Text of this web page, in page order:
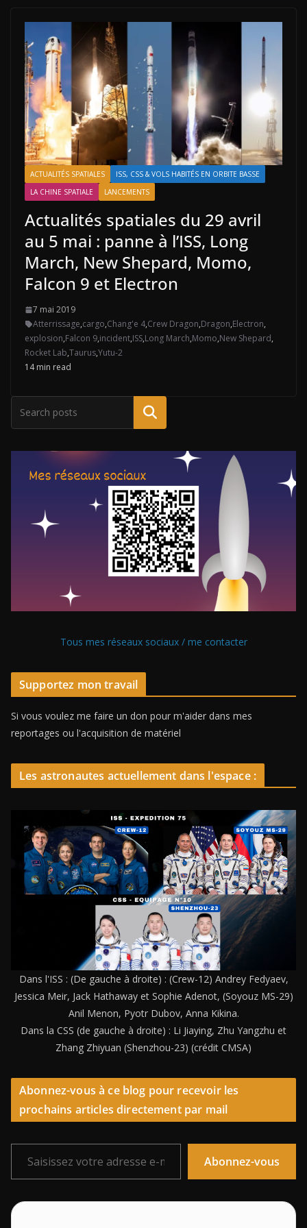
ACTUALITÉS SPATIALES
ISS, CSS & VOLS HABITÉS EN ORBITE BASSE
LA CHINE SPATIALE
LANCEMENTS
Actualités spatiales du 29 avril
au 5 mai : panne à l’ISS, Long
March, New Shepard, Momo,
Falcon 9 et Electron
7 mai 2019
Atterrissage,cargo,Chang'e 4,Crew Dragon,Dragon,Electron,
explosion,Falcon 9,incident,ISS,Long March,Momo,New Shepard,
Rocket Lab,Taurus,Yutu-2
14 min read
Tous mes réseaux sociaux / me contacter
Supportez mon travail
Si vous voulez me faire un don pour m'aider dans mes
reportages ou l'acquisition de matériel
Les astronautes actuellement dans l'espace :
Dans l'ISS : (De gauche à droite) : (Crew-12) Andrey Fedyaev,
Jessica Meir, Jack Hathaway et Sophie Adenot, (Soyouz MS-29)
Anil Menon, Pyotr Dubov, Anna Kikina.
Dans la CSS (de gauche à droite) : Li Jiaying, Zhu Yangzhu et
Zhang Zhiyuan (Shenzhou-23) (crédit CMSA)
Abonnez-vous à ce blog pour recevoir les
prochains articles directement par mail
Saisissez votre adresse e-mail…
Abonnez-vous